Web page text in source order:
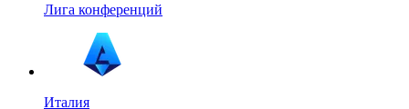
Лига конференций
Италия